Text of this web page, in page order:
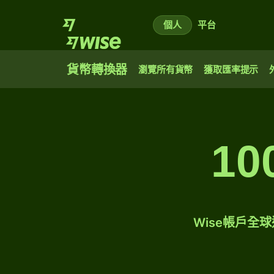
個人 平台
貨幣轉換器 瀏覽所有貨幣 獲取匯率提示
Wise帳戶全球